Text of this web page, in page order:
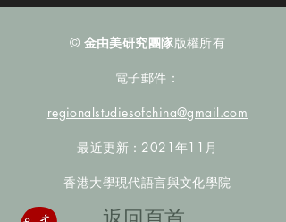
© 金由美研究團隊版權所有
電子郵件：
regionalstudiesofchina@gmail.com
最近更新：2021年11月
香港大學現代語言與文化學院